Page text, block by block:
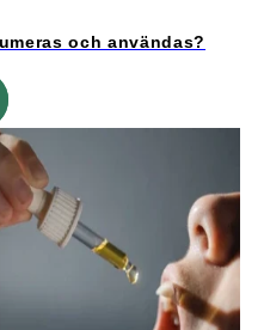
och användas?